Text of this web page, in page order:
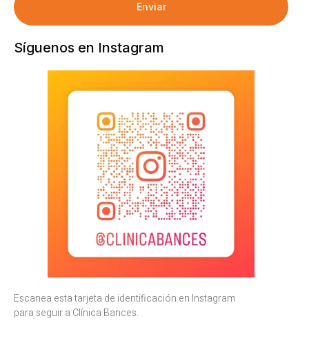
Enviar
Síguenos en Instagram
Escanea esta tarjeta de identificación en Instagram
para seguir a Clínica Bances.